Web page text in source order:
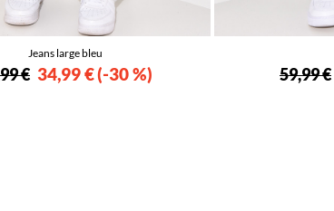
Jeans large bleu
€ 34,99 € -30 % 59,99 €